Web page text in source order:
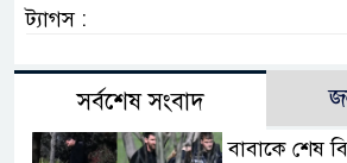
ট্যাগস :
সর্বশেষ সংবাদ
বাবাকে শেষ